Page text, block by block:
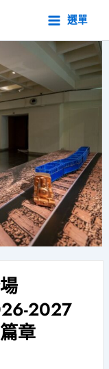
選單
2027
章